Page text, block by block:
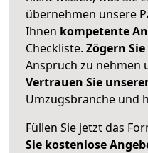
übernehmen unsere
Ihnen kompetente
Checkliste. Zögern
Anspruch zu nehmen
Vertrauen Sie
Umzugsbranche und
Füllen Sie jetzt das
Sie kostenlose